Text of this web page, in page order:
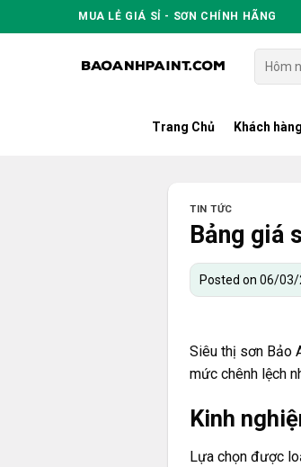
to
MUA LẺ GIÁ SỈ - SƠN CHÍNH HÃNG
Tìm
kiếm:
Trang Chủ Khách
TIN TỨC
Bảng giá
Posted on 06/03/
Siêu thị sơn Bảo
mức chênh lệch
Kinh
Lựa chọn được